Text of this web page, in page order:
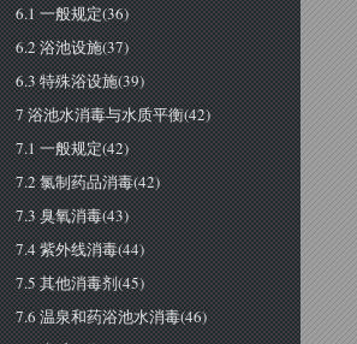
6.1 一般规定(36)
6.2 浴池设施(37)
6.3 特殊浴设施(39)
7 浴池水消毒与水质平衡(42)
7.1 一般规定(42)
7.2 氯制药品消毒(42)
7.3 臭氧消毒(43)
7.4 紫外线消毒(44)
7.5 其他消毒剂(45)
7.6 温泉和药浴池水消毒(46)